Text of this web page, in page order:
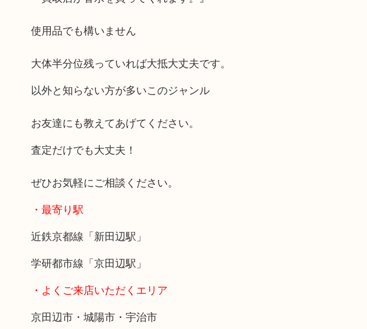
使用品でも構いません
大体半分位残っていれば大抵大丈夫です。
以外と知らない方が多いこのジャンル
お友達にも教えてあげてください。
査定だけでも大丈夫！
ぜひお気軽にご相談ください。
・最寄り駅
近鉄京都線「新田辺駅」
学研都市線「京田辺駅」
・よくご来店いただくエリア
京田辺市・城陽市・宇治市